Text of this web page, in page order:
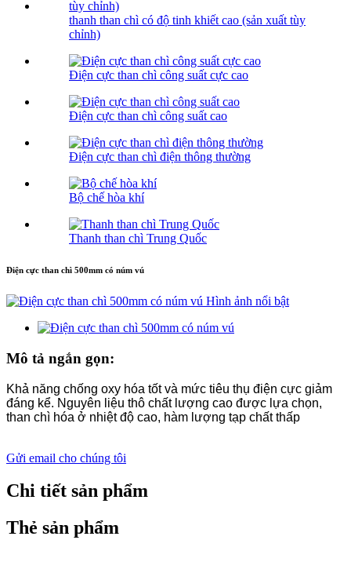
thanh than chì có độ tinh khiết cao (sản xuất tùy
chỉnh)
Điện cực than chì công suất cực cao
Điện cực than chì công suất cao
Điện cực than chì điện thông thường
Bộ chế hòa khí
Thanh than chì Trung Quốc
Điện cực than chì 500mm có núm vú
Mô tả ngắn gọn:
Khả năng chống oxy hóa tốt và mức tiêu thụ điện cực giảm
đáng kể. Nguyên liệu thô chất lượng cao được lựa chọn,
than chì hóa ở nhiệt độ cao, hàm lượng tạp chất thấp
Gửi email cho chúng tôi
Chi tiết sản phẩm
Thẻ sản phẩm